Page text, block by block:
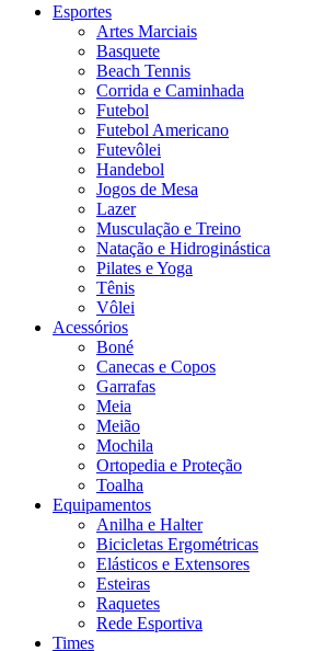
Esportes
Artes Marciais
Basquete
Beach Tennis
Corrida e Caminhada
Futebol
Futebol Americano
Futevôlei
Handebol
Jogos de Mesa
Lazer
Musculação e Treino
Natação e Hidroginástica
Pilates e Yoga
Tênis
Vôlei
Acessórios
Boné
Canecas e Copos
Garrafas
Meia
Meião
Mochila
Ortopedia e Proteção
Toalha
Equipamentos
Anilha e Halter
Bicicletas Ergométricas
Elásticos e Extensores
Esteiras
Raquetes
Rede Esportiva
Times